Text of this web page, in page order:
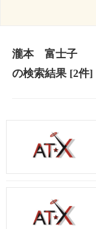
瀧本 富士子
の検索結果[2件]